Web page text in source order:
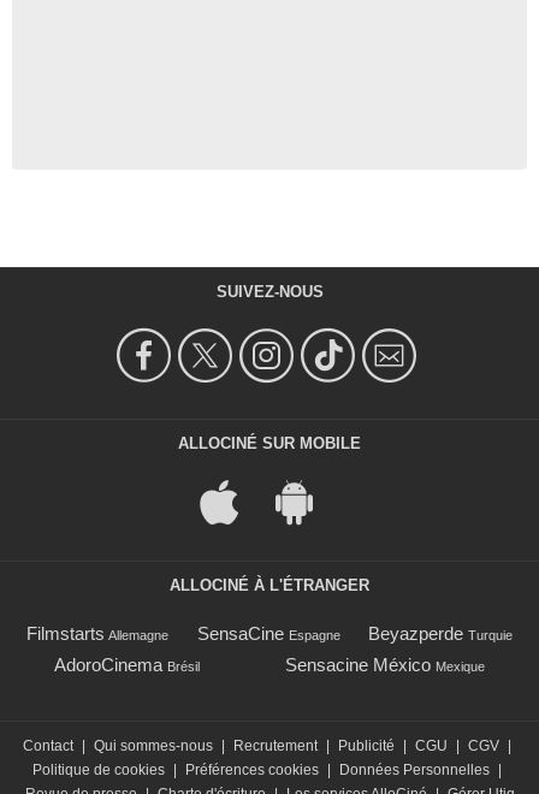
SUIVEZ-NOUS
ALLOCINÉ SUR MOBILE
ALLOCINÉ À L'ÉTRANGER
Filmstarts Allemagne SensaCine Espagne Beyazperde Turquie
AdoroCinema Brésil Sensacine México Mexique
Contact Qui sommes-nous Recrutement Publicité CGU CGV
Politique de cookies
Préférences cookies Données Personnelles